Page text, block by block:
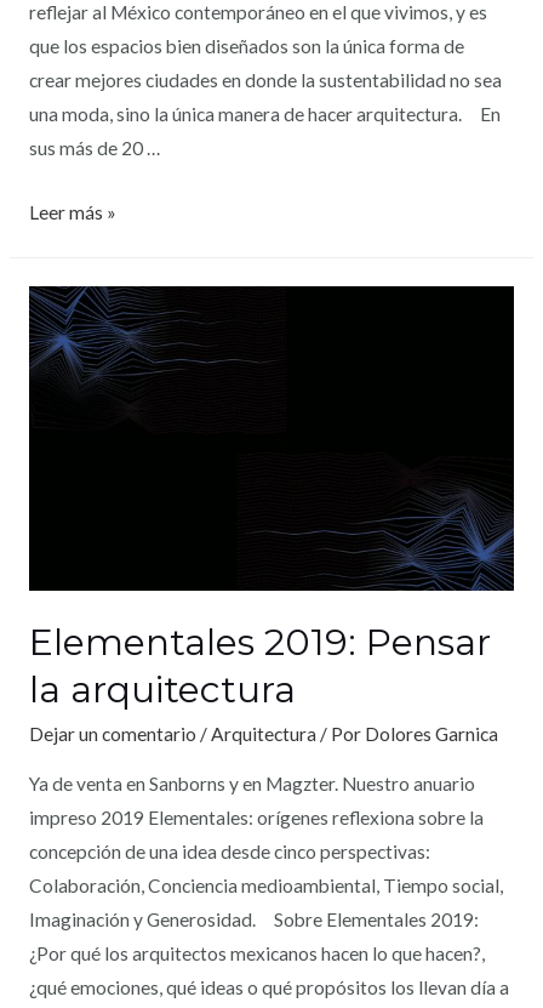
reflejar al México contemporáneo en el que vivimos, y es
que los espacios bien diseñados son la única forma de
crear mejores ciudades en donde la sustentabilidad no sea
una moda, sino la única manera de hacer arquitectura. En
sus más de 20 …
Leer más »
Elementales 2019: Pensar
la arquitectura
Dejar un comentario /Arquitectura / Por Dolores Garnica
Ya de venta en Sanborns y en Magzter. Nuestro anuario
impreso 2019 Elementales: orígenes reflexiona sobre la
concepción de una idea desde cinco perspectivas:
Colaboración, Conciencia medioambiental, Tiempo social,
Imaginación y Generosidad. Sobre Elementales 2019:
¿Por qué los arquitectos mexicanos hacen lo que hacen?,
¿qué emociones, qué ideas o qué propósitos los llevan día a